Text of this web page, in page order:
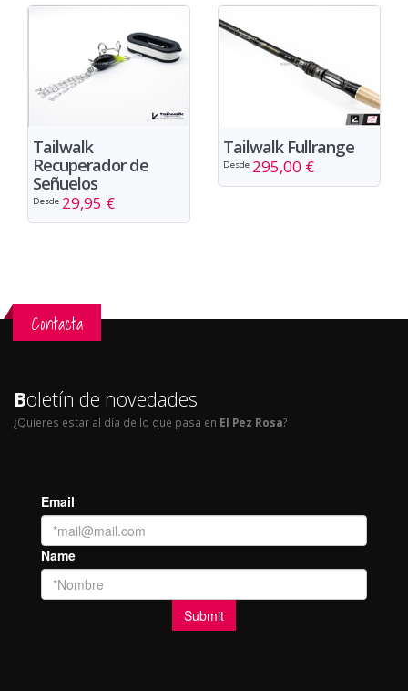
Tailwalk
Recuperador de
Señuelos
Desde 29,95 €
Tailwalk Fullrange
Desde 295,00 €
Contacta
Boletín de novedades
¿Quieres estar al día de lo que pasa en El Pez Rosa?